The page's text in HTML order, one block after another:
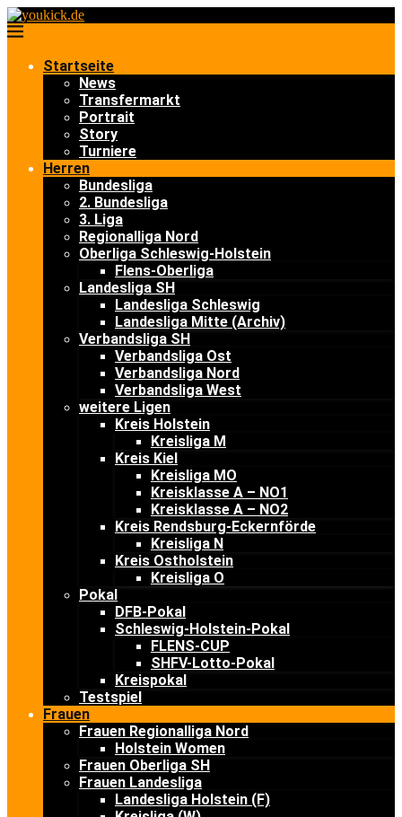
Startseite
News
Transfermarkt
Portrait
Story
Turniere
Herren
Bundesliga
2. Bundesliga
3. Liga
Regionalliga Nord
Oberliga Schleswig-Holstein
Flens-Oberliga
Landesliga SH
Landesliga Schleswig
Landesliga Mitte (Archiv)
Verbandsliga SH
Verbandsliga Ost
Verbandsliga Nord
Verbandsliga West
weitere Ligen
Kreis Holstein
Kreisliga M
Kreis Kiel
Kreisliga MO
Kreisklasse A – NO1
Kreisklasse A – NO2
Kreis Rendsburg-Eckernförde
Kreisliga N
Kreis Ostholstein
Kreisliga O
Pokal
DFB-Pokal
Schleswig-Holstein-Pokal
FLENS-CUP
SHFV-Lotto-Pokal
Kreispokal
Testspiel
Frauen
Frauen Regionalliga Nord
Holstein Women
Frauen Oberliga SH
Frauen Landesliga
Landesliga Holstein (F)